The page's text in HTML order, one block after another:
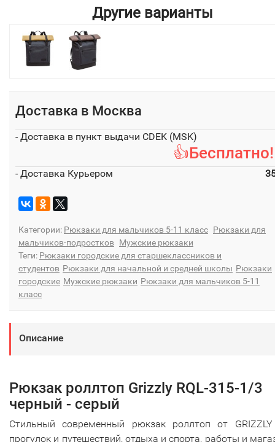
Другие варианты
Доставка в Москва
- Доставка в пункт выдачи CDEK (MSK)
- Доставка Курьером
Категории: Рюкзаки для мальчиков 5-11 класс Рюкзаки для
мальчиков-подростков
Мужские рюкзаки
Теги: Рюкзаки городские для старшеклассников и
студентов Рюкзаки для начальной и средней школы Рюкзаки
городские Мужские рюкзаки Рюкзаки для мальчиков 5-11
класс
Описание
Рюкзак роллтоп Grizzly RQL-315-1/3
черный - серый
Стильный современный рюкзак роллтоп от
прогулок и путешествий, отдыха и спорта, работы и